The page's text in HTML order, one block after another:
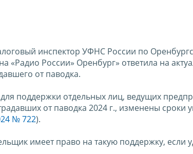
инспектор УФНС России по
«Радио России» Оренбург» ответила на
от паводка.
поддержки отдельных лиц, ведущих
от паводка 2024 г., изменены сроки
№ 722).
имеет право на такую поддержку, если